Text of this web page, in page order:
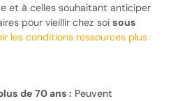
et à celles souhaitant anticiper
pour vieillir chez soisous
les conditions ressources plus
de 70 ans : Peuvent